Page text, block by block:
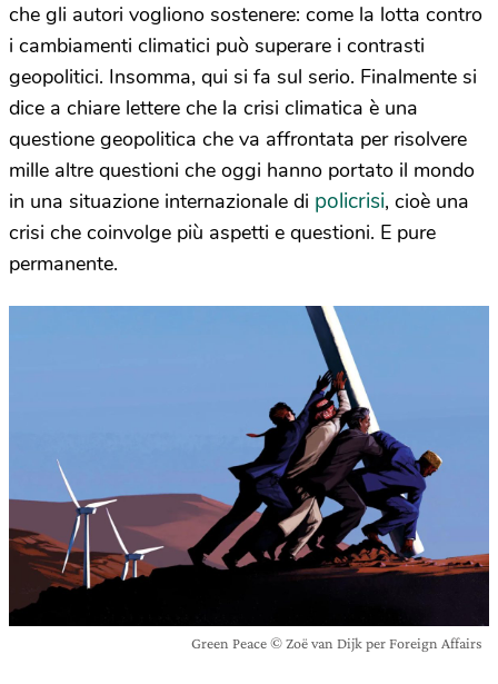
che gli autori vogliono sostenere: come la lotta contro
i cambiamenti climatici può superare i contrasti
geopolitici. Insomma, qui si fa sul serio. Finalmente si
dice a chiare lettere che la crisi climatica è una
questione geopolitica che va affrontata per risolvere
mille altre questioni che oggi hanno portato il mondo
in una situazione internazionale di policrisi, cioè una
crisi che coinvolge più aspetti e questioni. E pure
permanente.
Green Peace © Zoë van Dijk per Foreign Affairs